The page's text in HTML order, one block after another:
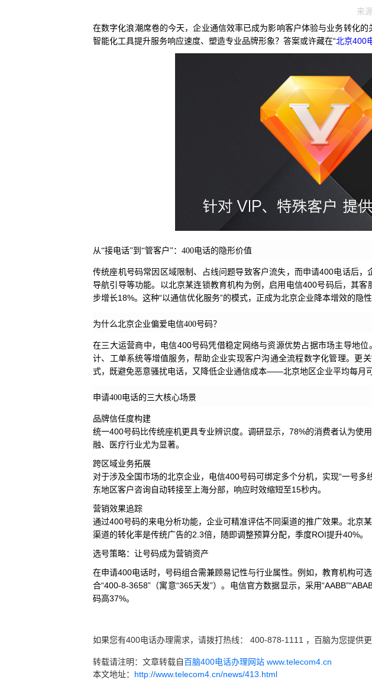
来
在数字化浪潮席卷的今天，企业通信效率已成为影响客户体验与业务转化
智能化工具提升服务响应速度、塑造专业品牌形象？答案或许藏在“北京400
从“接电话”到“管客户”：400电话的隐形价值
传统座机号码常因区域限制、占线问题导致客户流失，而申请400电话后
导航引导等功能。以北京某连锁教育机构为例，启用电信400号码后，其
步增长18%。这种“以通信优化服务”的模式，正成为北京企业降本增效的隐性
为什么北京企业偏爱电信400号码？
在三大运营商中，电信400号码凭借稳定网络与资源优势占据市场主导地
计、工单系统等增值服务，帮助企业实现客户沟通全流程数字化管理。更
式，既避免恶意骚扰电话，又降低企业通信成本——北京地区企业平均每月
申请400电话的三大核心场景
品牌信任度构建
统一400号码比传统座机更具专业辨识度。调研显示，78%的消费者认为使
融、医疗行业尤为显著。
跨区域业务拓展
对于涉及全国市场的北京企业，电信400号码可绑定多个分机，实现“一号
东地区客户咨询自动转接至上海分部，响应时效缩短至15秒内。
营销效果追踪
通过400号码的来电分析功能，企业可精准评估不同渠道的推广效果。北京
渠道的转化率是传统广告的2.3倍，随即调整预算分配，季度ROI提升40%。
选号策略：让号码成为营销资产
在申请400电话时，号码组合需兼顾易记性与行业属性。例如，教育机构可
合“400-8-3658”（寓意“365天发”）。电信官方数据显示，采用
码高37%。
如果您有400电话办理需求，请拨打热线： 400-878-1111 ，百脑为您提供更
转载请注明：文章转载自百脑400电话办理网站 www.telecom4.cn
本文地址： http://www.telecom4.cn/news/413.html